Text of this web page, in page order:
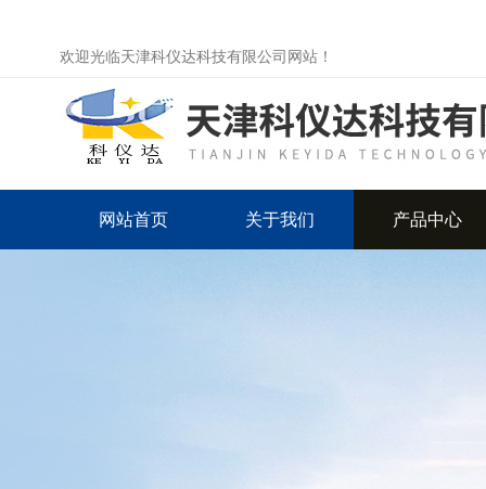
欢迎光临天津科仪达科技有限公司网站！
网站首页 关于我们 产品中心